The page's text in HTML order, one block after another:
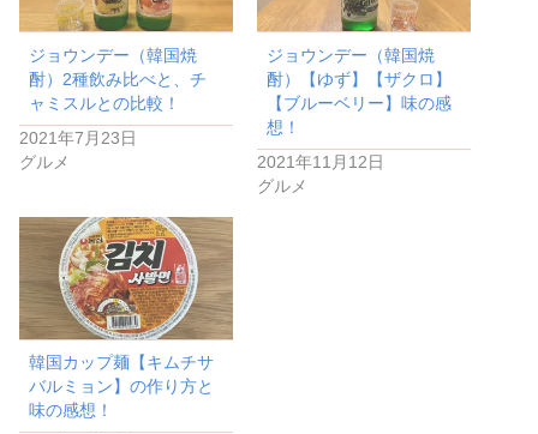
ジョウンデー（韓国焼
酎）2種飲み比べと、チ
ャミスルとの比較！
2021年7月23日
グルメ
ジョウンデー（韓国焼
酎）【ゆず】【ザクロ】
【ブルーベリー】味の感
想！
2021年11月12日
グルメ
韓国カップ麺【キムチサ
バルミョン】の作り方と
味の感想！